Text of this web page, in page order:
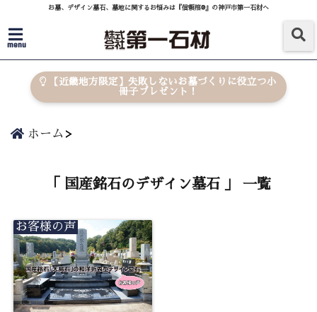
お墓、デザイン墓石、墓地に関するお悩みは『信頼棺®』の神戸市第一石材へ
menu
【近畿地方限定】失敗しないお墓づくりに役立つ小
冊子プレゼント！
ホーム
「 国産銘石のデザイン墓石 」 一覧
お客様の声